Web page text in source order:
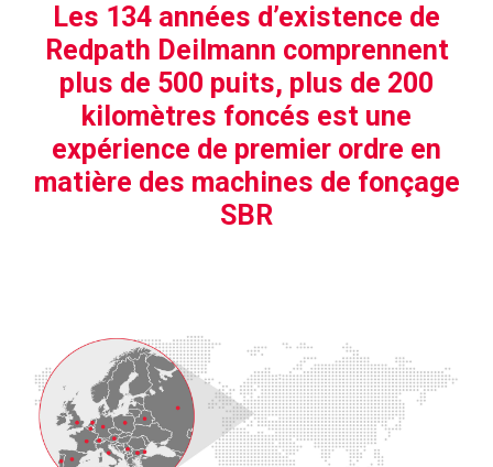
Les 134 années d’existence de
Redpath Deilmann comprennent
plus de 500 puits, plus de 200
kilomètres foncés est une
expérience de premier ordre en
matière des machines de fonçage
SBR